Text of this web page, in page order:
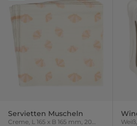
Servietten Muscheln
Creme, L 165 x B 165 mm, 20